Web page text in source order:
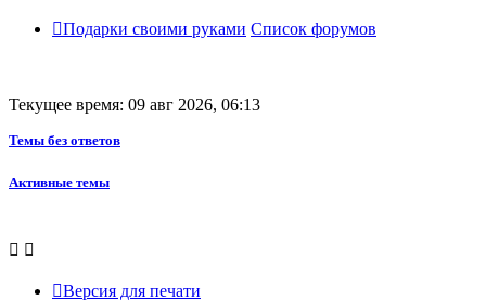
Подарки своими руками Список форумов
Текущее время: 09 авг 2026, 06:13
Темы без ответов
Активные темы
Версия для печати